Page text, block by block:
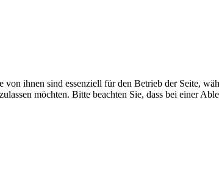
ihnen sind essenziell für den Betrieb der Seite,
möchten. Bitte beachten Sie, dass bei einer